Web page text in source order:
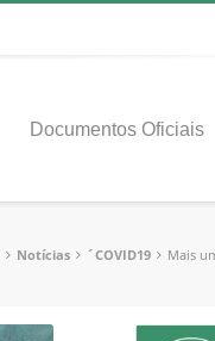
Documentos Oficiais
Notícias ´COVID19 Mais